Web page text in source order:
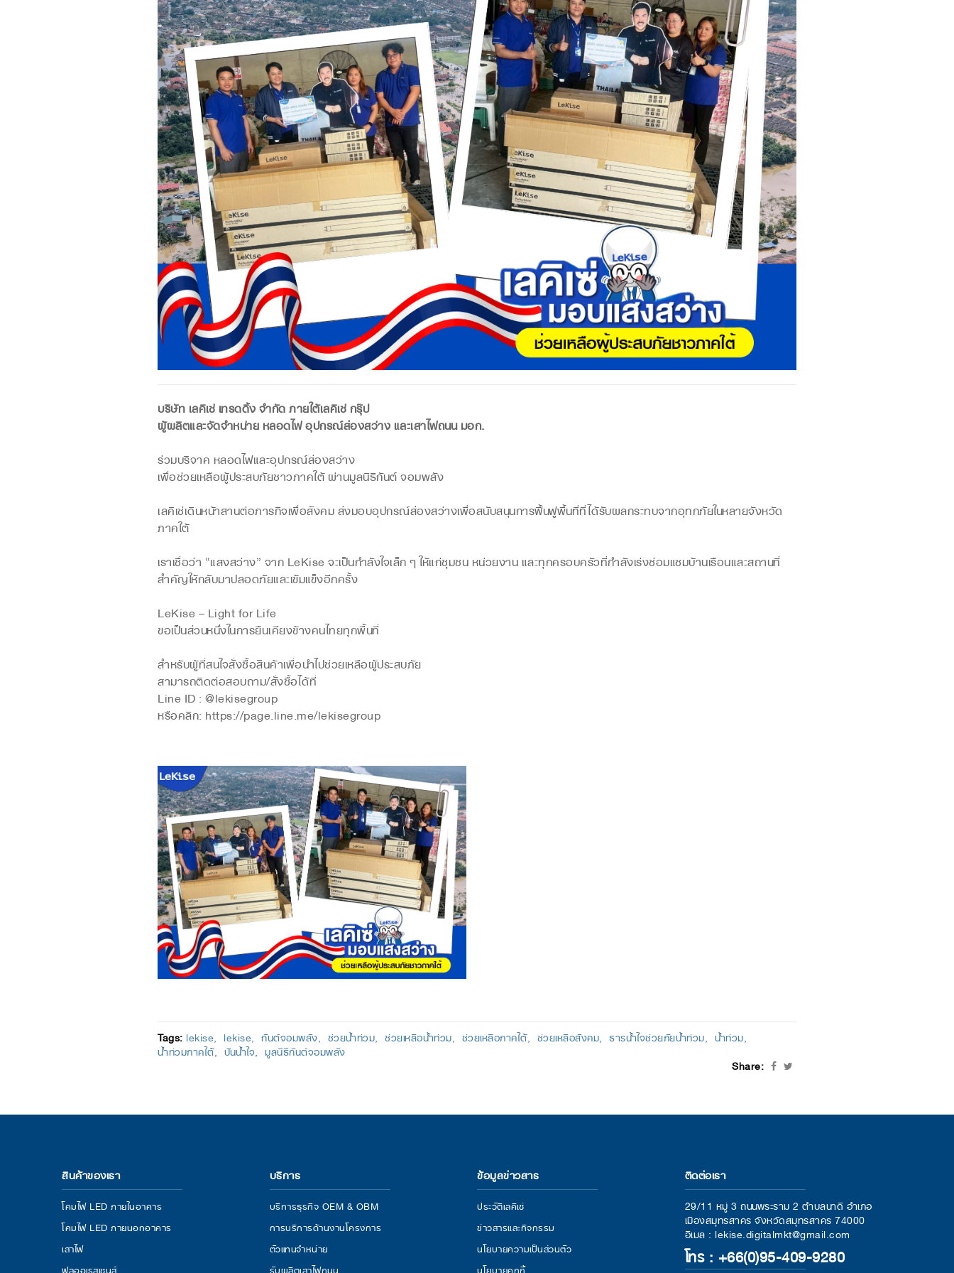
บริษัท เลคิเซ่ เทรดดิ้ง จำกัด ภายใต้เลคิเซ่ กรุ๊ป
ผู้ผลิตและจัดจำหน่าย หลอดไฟ อุปกรณ์ส่องสว่าง และเสาไฟถนน มอก.
ร่วมบริจาค หลอดไฟและอุปกรณ์ส่องสว่าง
เพื่อช่วยเหลือผู้ประสบภัยชาวภาคใต้ ผ่านมูลนิธิกันต์ จอมพลัง
เลคิเซ่เดินหน้าสานต่อภารกิจเพื่อสังคม ส่งมอบอุปกรณ์ส่องสว่างเพื่อสนับสนุนการฟื้นฟูพื้นที่ที่ได้รับผลกระทบจากอุทกภัยในหลายจังหวัด
ภาคใต้
เราเชื่อว่า “แสงสว่าง” จาก LeKise จะเป็นกำลังใจเล็ก ๆ ให้แก่ชุมชน หน่วยงาน และทุกครอบครัวที่กำลังเร่งซ่อมแซมบ้านเรือนและสถานที่
สำคัญให้กลับมาปลอดภัยและเข้มแข็งอีกครั้ง
LeKise – Light for Life
ขอเป็นส่วนหนึ่งในการยืนเคียงข้างคนไทยทุกพื้นที่
สำหรับผู้ที่สนใจสั่งซื้อสินค้าเพื่อนำไปช่วยเหลือผู้ประสบภัย
สามารถติดต่อสอบถาม/สั่งซื้อได้ที่
Line ID : @lekisegroup
หรือคลิก: https://page.line.me/lekisegroup
Tags: lekise lekise กันต์จอมพลัง ช่วยน้ำท่วม ช่วยเหลือน้ำท่วม ช่วยเหลือภาคใต้ ช่วยเหลือสังคม ธารน้ำใจช่วยภัยน้ำท่วม น้ำท่วม
น้ำท่วมภาคใต้ ปันน้ำใจ มูลนิธิกันต์จอมพลัง
Share:
สินค้าของเรา
โคมไฟ LED ภายในอาคาร
โคมไฟ LED ภายนอกอาคาร
เสาไฟ
ฟลูออเรสเซนส์
บริการ
บริการธุรกิจ OEM & OBM
การบริการด้านงานโครงการ
ตัวแทนจำหน่าย
รับผลิตเสาไฟถนน
ข้อมูลข่าวสาร
ประวัติเลคิเซ่
ข่าวสารและกิจกรรม
นโยบายความเป็นส่วนตัว
นโยบายคุกกี้
ติดต่อเรา
29/11 หมู่ 3 ถนนพระราม 2 ตำบลนาดี อำเภอ
เมืองสมุทรสาคร จังหวัดสมุทรสาคร 74000
อีเมล : lekise.digitalmkt@gmail.com
โทร : +66(0)95-409-9280